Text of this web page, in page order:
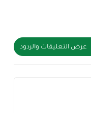
عرض التعليقات والردود